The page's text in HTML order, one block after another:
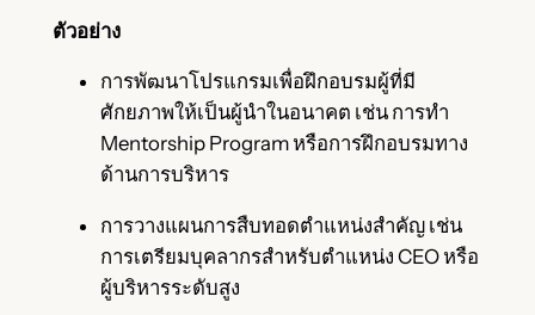
ตัวอย่าง
การพัฒนาโปรแกรมเพื่อฝึกอบรมผู้ที่มี
ศักยภาพให้เป็นผู้นำในอนาคต เช่น การทำ
Mentorship Program หรือการฝึกอบรมทาง
ด้านการบริหาร
การวางแผนการสืบทอดตำแหน่งสำคัญ เช่น
การเตรียมบุคลากรสำหรับตำแหน่ง CEO หรือ
ผู้บริหารระดับสูง